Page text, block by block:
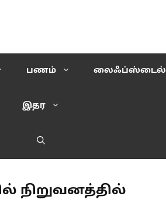
பணம் லைஃப்ஸ்டைல்
இதர
நிறுவனத்தில்